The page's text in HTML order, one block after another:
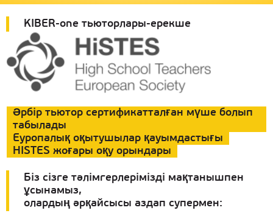
KIBER-one тьюторлары-ерекше
Әрбір тьютор сертификатталған мүше болып
табылады
Еуропалық оқытушылар қауымдастығы
HISTES жоғары оқу орындары
Біз сізге тәлімгерлерімізді мақтанышпен
ұсынамыз,
олардың әрқайсысы аздап супермен: